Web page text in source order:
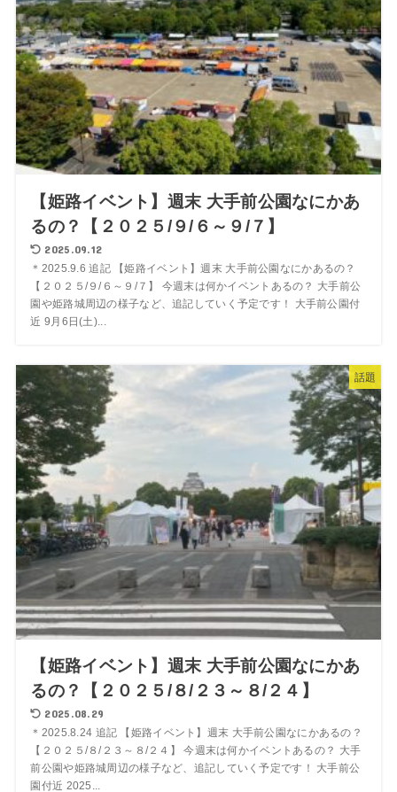
【姫路イベント】週末 大手前公園なにかあ
るの？【２０２５/９/６～９/７】
2025.09.12
＊2025.9.6 追記 【姫路イベント】週末 大手前公園なにかあるの？
【２０２５/９/６～９/７】 今週末は何かイベントあるの？ 大手前公
園や姫路城周辺の様子など、追記していく予定です！ 大手前公園付
近 9月6日(土)...
話題
【姫路イベント】週末 大手前公園なにかあ
るの？【２０２５/８/２３～８/２４】
2025.08.29
＊2025.8.24 追記 【姫路イベント】週末 大手前公園なにかあるの？
【２０２５/８/２３～８/２４】 今週末は何かイベントあるの？ 大手
前公園や姫路城周辺の様子など、追記していく予定です！ 大手前公
園付近 2025...